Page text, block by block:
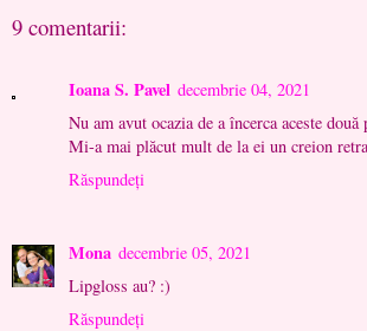
9 comentarii:
Ioana S. Pavel decembrie 04, 2021
Nu am avut ocazia de a încerca aceste
Mi-a mai plăcut mult de la ei un creion
Răspundeți
Mona decembrie 05, 2021
Lipgloss au? :)
Răspundeți